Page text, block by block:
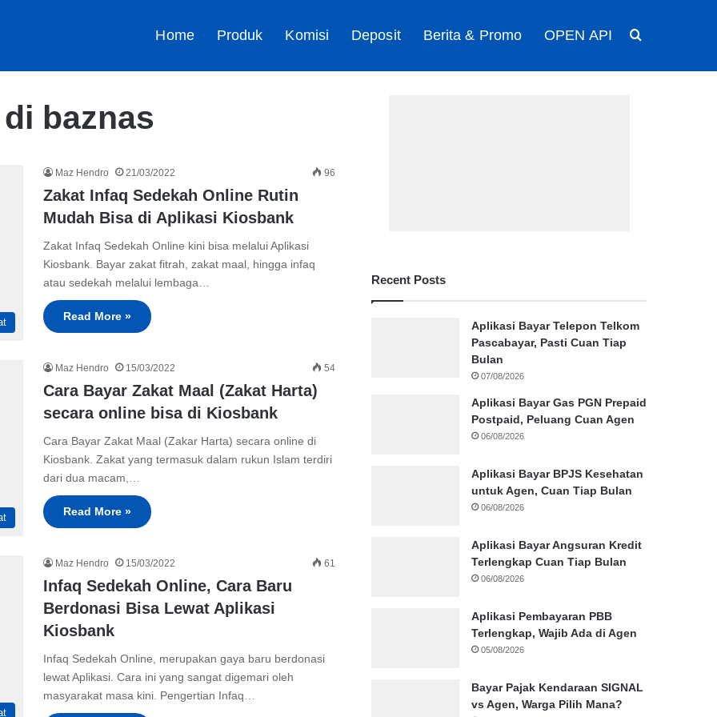
Home Produk Komisi Deposit Berita & Promo OPEN API
baznas
Maz Hendro 21/03/2022 96
Zakat Infaq Sedekah Online Rutin
Mudah Bisa di Aplikasi Kiosbank
Zakat Infaq Sedekah Online kini bisa melalui Aplikasi
Kiosbank. Bayar zakat fitrah, zakat maal, hingga infaq
atau sedekah melalui lembaga…
Read More »
Maz Hendro 15/03/2022 54
Cara Bayar Zakat Maal (Zakat Harta)
secara online bisa di Kiosbank
Cara Bayar Zakat Maal (Zakar Harta) secara online di
Kiosbank. Zakat yang termasuk dalam rukun Islam terdiri
dari dua macam,…
Read More »
Maz Hendro 15/03/2022 61
Infaq Sedekah Online, Cara Baru
Berdonasi Bisa Lewat Aplikasi
Kiosbank
Infaq Sedekah Online, merupakan gaya baru berdonasi
lewat Aplikasi. Cara ini yang sangat digemari oleh
masyarakat masa kini. Pengertian Infaq…
Recent Posts
Aplikasi Bayar Telepon Telkom
Pascabayar, Pasti Cuan Tiap
Bulan
07/08/2026
Aplikasi Bayar Gas PGN Prepaid
Postpaid, Peluang Cuan Agen
06/08/2026
Aplikasi Bayar BPJS Kesehatan
untuk Agen, Cuan Tiap Bulan
06/08/2026
Aplikasi Bayar Angsuran Kredit
Terlengkap Cuan Tiap Bulan
06/08/2026
Aplikasi Pembayaran PBB
Terlengkap, Wajib Ada di Agen
05/08/2026
Bayar Pajak Kendaraan SIGNAL
vs Agen, Warga Pilih Mana?